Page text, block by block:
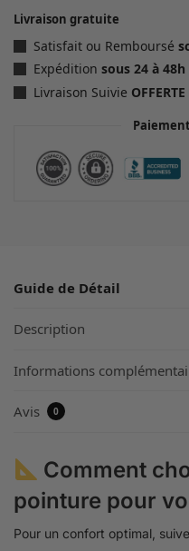
Livraison gratuite
Satisfait ou Remboursé
Expédition sous 24 à 48h
Livraison Suivie OFFERTE
Guide de Détail
Description
Informations
Avis 0
Comment
pointure pour
Pour un confort optimal,